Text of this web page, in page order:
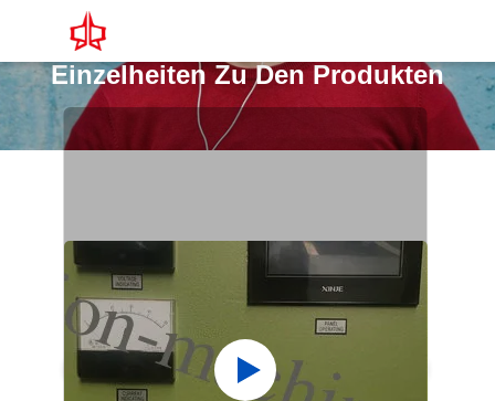
Einzelheiten Zu Den Produkten